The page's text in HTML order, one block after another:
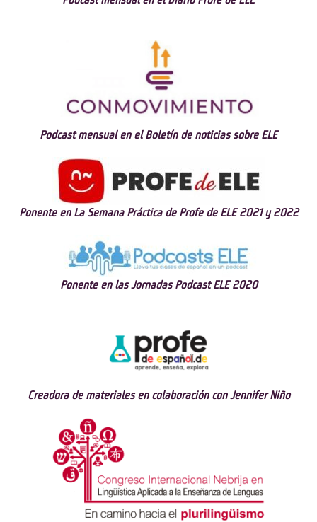
Podcast mensual en el Boletín de noticias sobre ELE
Ponente en La Semana Práctica de Profe de ELE 2021 y 2022
Ponente en las Jornadas Podcast ELE 2020
Creadora de materiales en colaboración con Jennifer Niño